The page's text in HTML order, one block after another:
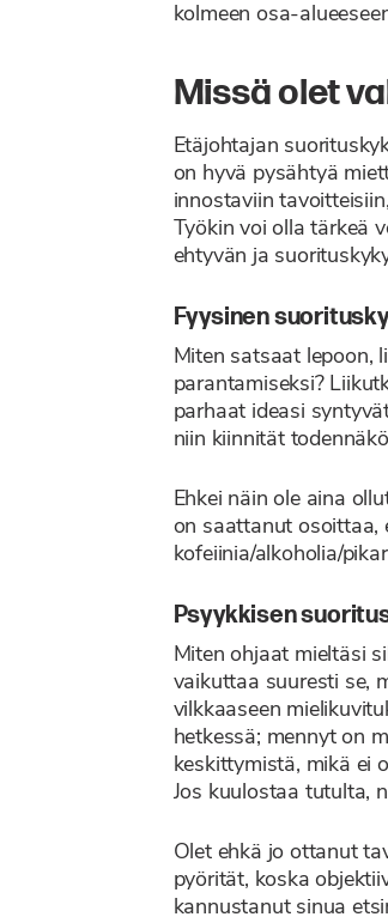
kolmeen osa-
Missä olet
Etäjohtajan
on hyvä pysähtyä
innostaviin
Työkin voi olla tärkeä
ehtyvän ja
Fyysinen
Miten satsaat lepoon,
parantamiseksi?
parhaat ideasi
niin kiinnität
Ehkei näin ole aina
on saattanut osoittaa,
kofeiinia/alkoholia/
Psyykkisen
Miten ohjaat mieltäsi
vaikuttaa suuresti se,
vilkkaaseen
hetkessä; mennyt on
keskittymistä, mikä ei
Jos kuulostaa tutulta,
Olet ehkä jo ottanut
pyörität, koska
kannustanut sinua